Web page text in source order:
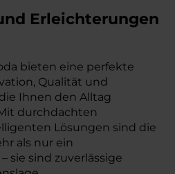
Erleichterungen
bieten eine perfekte
Qualität und
Ihnen den Alltag
durchdachten
Lösungen sind die
als nur ein
sie sind zuverlässige